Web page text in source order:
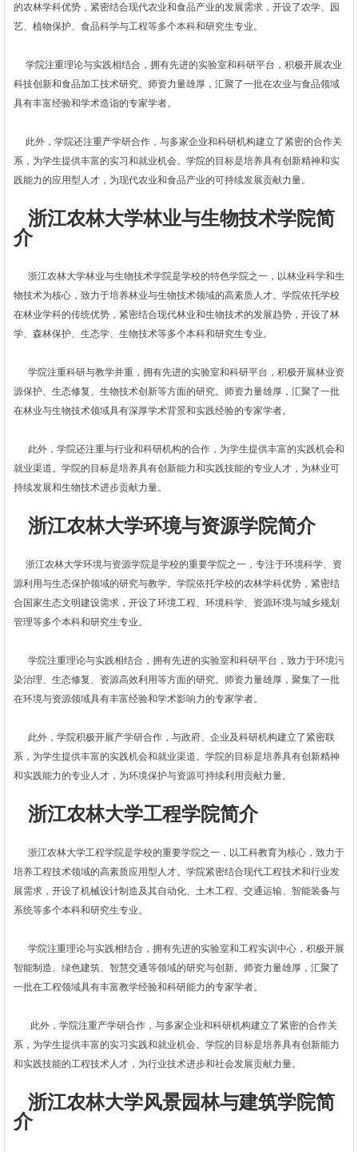
的农林学科优势，紧密结合现代农业和食品产业的发展需求，开设了农学、园
艺、植物保护、食品科学与工程等多个本科和研究生专业。
学院注重理论与实践相结合，拥有先进的实验室和科研平台，积极开展农业
科技创新和食品加工技术研究。师资力量雄厚，汇聚了一批在农业与食品领域
具有丰富经验和学术造诣的专家学者。
此外，学院还注重产学研合作，与多家企业和科研机构建立了紧密的合作关
系，为学生提供丰富的实习和就业机会。学院的目标是培养具有创新精神和实
践能力的应用型人才，为现代农业和食品产业的可持续发展贡献力量。
浙江农林大学林业与生物技术学院简
介
浙江农林大学林业与生物技术学院是学校的特色学院之一，以林业科学和生
物技术为核心，致力于培养林业与生物技术领域的高素质人才。学院依托学校
在林业学科的传统优势，紧密结合现代林业和生物技术的发展趋势，开设了林
学、森林保护、生态学、生物技术等多个本科和研究生专业。
学院注重科研与教学并重，拥有先进的实验室和科研平台，积极开展林业资
源保护、生态修复、生物技术创新等方面的研究。师资力量雄厚，汇聚了一批
在林业与生物技术领域具有深厚学术背景和实践经验的专家学者。
此外，学院还注重与行业和科研机构的合作，为学生提供丰富的实践机会和
就业渠道。学院的目标是培养具有创新能力和实践技能的专业人才，为林业可
持续发展和生物技术进步贡献力量。
浙江农林大学环境与资源学院简介
浙江农林大学环境与资源学院是学校的重要学院之一，专注于环境科学、资
源利用与生态保护领域的研究与教学。学院依托学校的农林学科优势，紧密结
合国家生态文明建设需求，开设了环境工程、环境科学、资源环境与城乡规划
管理等多个本科和研究生专业。
学院注重理论与实践相结合，拥有先进的实验室和科研平台，致力于环境污
染治理、生态修复、资源高效利用等方面的研究。师资力量雄厚，聚集了一批
在环境与资源领域具有丰富经验和学术影响力的专家学者。
此外，学院积极开展产学研合作，与政府、企业及科研机构建立了紧密联
系，为学生提供丰富的实践机会和就业渠道。学院的目标是培养具有创新精神
和实践能力的专业人才，为环境保护与资源可持续利用贡献力量。
浙江农林大学工程学院简介
浙江农林大学工程学院是学校的重要学院之一，以工科教育为核心，致力于
培养工程技术领域的高素质应用型人才。学院紧密结合现代工程技术和行业发
展需求，开设了机械设计制造及其自动化、土木工程、交通运输、智能装备与
系统等多个本科和研究生专业。
学院注重理论与实践相结合，拥有先进的实验室和工程实训中心，积极开展
智能制造、绿色建筑、智慧交通等领域的研究与创新。师资力量雄厚，汇聚了
一批在工程领域具有丰富教学经验和科研能力的专家学者。
此外，学院注重产学研合作，与多家企业和科研机构建立了紧密的合作关
系，为学生提供丰富的实习实践和就业机会。学院的目标是培养具有创新能力
和实践技能的工程技术人才，为行业技术进步和社会发展贡献力量。
浙江农林大学风景园林与建筑学院简
介